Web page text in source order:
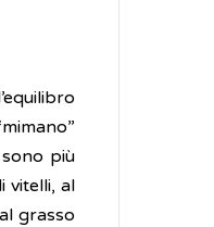
più
vitelli, al
grasso